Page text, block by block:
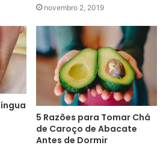
novembro 2, 2019
5 Razões para Tomar Chá
de Caroço de Abacate
Antes de Dormir